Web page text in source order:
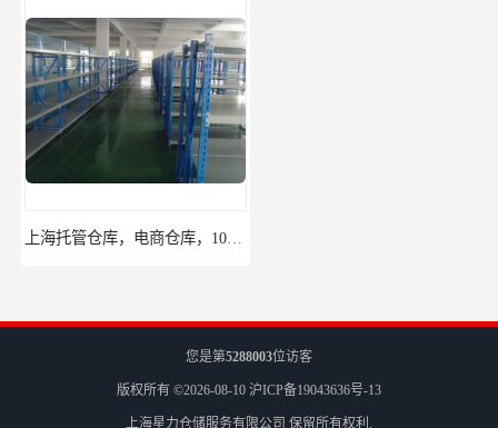
上海托管仓库，电商仓库，10平起租
您是第5288003位访客
版权所有 ©2026-08-10 沪ICP备19043636号-13
上海星力仓储服务有限公司 保留所有权利.